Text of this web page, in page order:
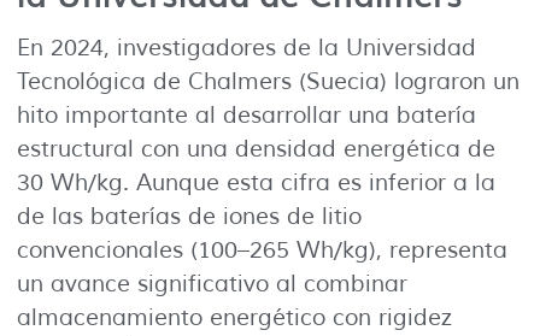
En 2024, investigadores de la Universidad
Tecnológica de Chalmers (Suecia) lograron un
hito importante al desarrollar una batería
estructural con una densidad energética de
30 Wh/kg. Aunque esta cifra es inferior a la
de las baterías de iones de litio
convencionales (100–265 Wh/kg), representa
un avance significativo al combinar
almacenamiento energético con rigidez